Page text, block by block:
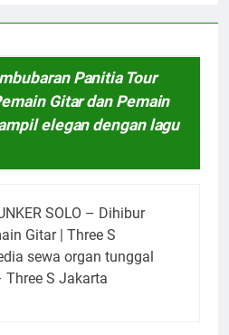
Panitia Tour
Gitar dan Pemain
elegan dengan lagu
SOLO – Dihibur
Gitar | Three S
sewa organ tunggal
S Jakarta